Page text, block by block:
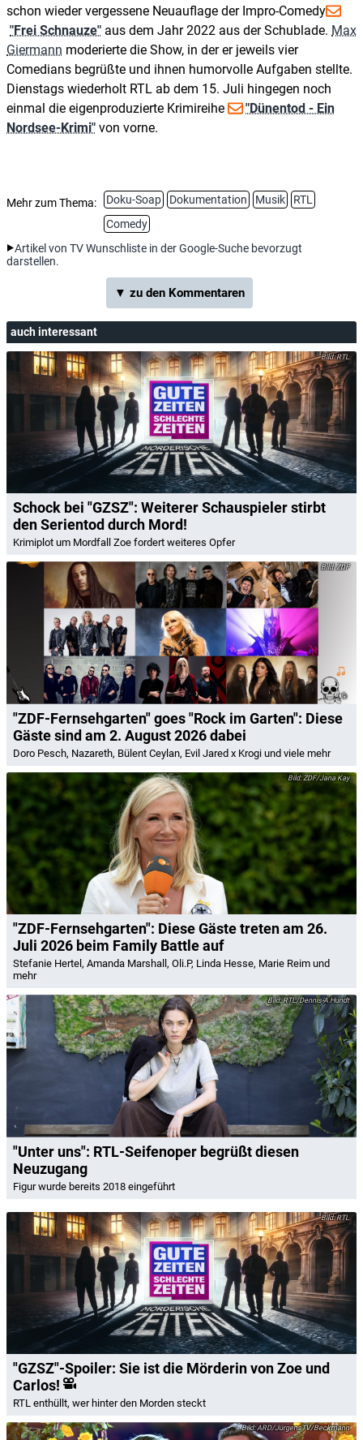
schon wieder vergessene Neuauflage der Impro-Comedy
"Frei Schnauze" aus dem Jahr 2022 aus der Schublade. Max
Giermann moderierte die Show, in der er jeweils vier
Comedians begrüßte und ihnen humorvolle Aufgaben stellte.
Dienstags wiederholt RTL ab dem 15. Juli hingegen noch
einmal die eigenproduzierte Krimireihe
"Dünentod - Ein
Nordsee-Krimi" von vorne.
Mehr zum Thema: Doku-Soap Dokumentation Musik
RTL
Comedy
Artikel von TV Wunschliste in der Google-Suche bevorzugt
darstellen.
▼ zu den Kommentaren
auch interessant
RTL
Schock bei "GZSZ": Weiterer Schauspieler stirbt
den Serientod durch Mord!
Krimiplot um Mordfall Zoe fordert weiteres Opfer
ZDF
"ZDF-Fernsehgarten" goes "Rock im Garten": Diese
Gäste sind am 2. August 2026 dabei
Doro Pesch, Nazareth, Bülent Ceylan, Evil Jared x Krogi und viele mehr
ZDF/Jana Kay
"ZDF-Fernsehgarten": Diese Gäste treten am 26.
Juli 2026 beim Family Battle auf
Stefanie Hertel, Amanda Marshall, Oli.P, Linda Hesse, Marie Reim und
mehr
RTL/Dennis-A.Hundt
"Unter uns": RTL-Seifenoper begrüßt diesen
Neuzugang
Figur wurde bereits 2018 eingeführt
RTL
"GZSZ"-Spoiler: Sie ist die Mörderin von Zoe und
Carlos!
RTL enthüllt, wer hinter den Morden steckt
ARD/JürgensTV/Beckmann